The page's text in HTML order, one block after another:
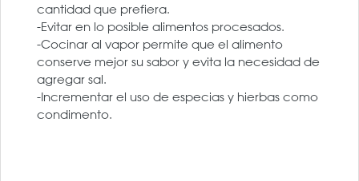
cantidad que prefiera.
-Evitar en lo posible alimentos procesados.
-Cocinar al vapor permite que el alimento
conserve mejor su sabor y evita la necesidad de
agregar sal.
-Incrementar el uso de especias y hierbas como
condimento.